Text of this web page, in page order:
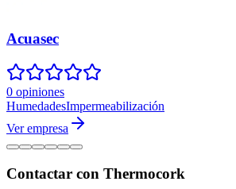
Acuasec
0 opiniones
HumedadesImpermeabilización
Ver empresa
Contactar con Thermocork